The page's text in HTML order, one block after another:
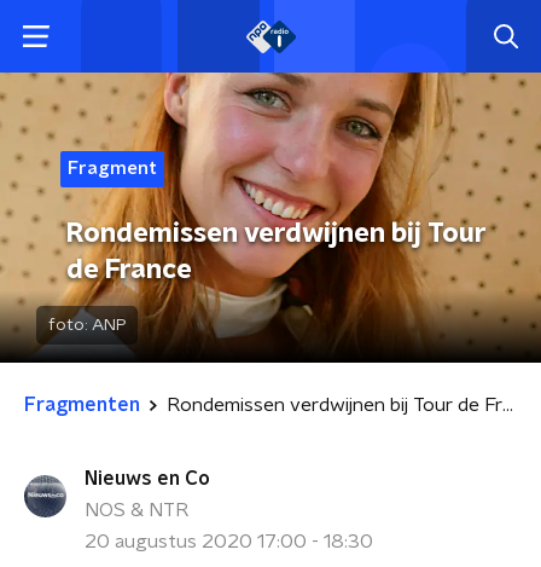
Fragment
Rondemissen verdwijnen bij Tour
de France
foto: ANP
Fragmenten Rondemissen verdwijnen bij Tour de France
Nieuws en Co
NOS & NTR
20 augustus 2020 17:00 - 18:30